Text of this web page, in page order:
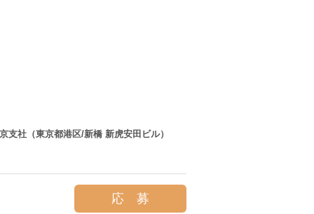
支社（東京都港区/新橋 新虎安田ビル）
応 募